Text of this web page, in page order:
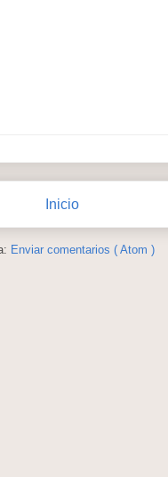
Inicio
Enviar comentarios ( Atom )